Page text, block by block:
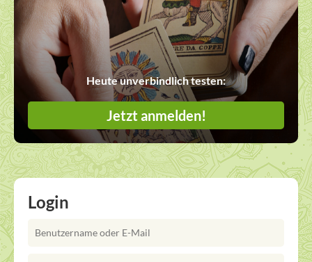
Heute unverbindlich testen:
Jetzt anmelden!
Login